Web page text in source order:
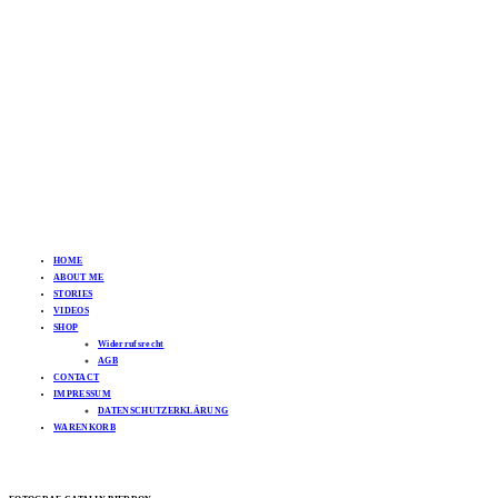
HOME
ABOUT ME
STORIES
VIDEOS
SHOP
Widerrufsrecht
AGB
CONTACT
IMPRESSUM
DATENSCHUTZERKLÄRUNG
WARENKORB